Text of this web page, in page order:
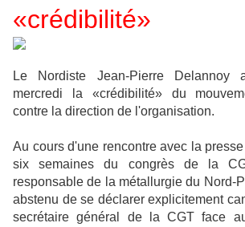
«crédibilité»
Le Nordiste Jean-Pierre Delannoy
mercredi la «crédibilité» du
contre la direction de l'organisation.
Au cours d'une rencontre avec la
six semaines du congrès de la
responsable de la métallurgie du Nord-
abstenu de se déclarer explicitement
secrétaire général de la CGT face